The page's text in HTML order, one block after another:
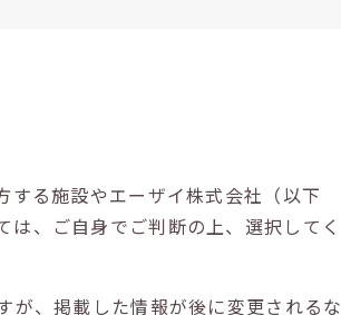
る施設やエーザイ株式会社（以下
、ご自身でご判断の上、選択してく
が、掲載した情報が後に変更されるな